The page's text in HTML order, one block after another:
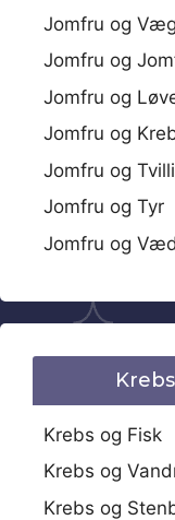
Jomfru og
Jomfru og
Jomfru og
Jomfru og
Jomfru og
Jomfru og Tyr
Jomfru og
Krebs og Fisk
Krebs og
Krebs og